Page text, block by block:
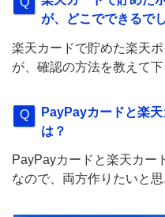
が、どこでできるで
楽天カードで貯めた楽天
が、確認の方法を教えて下
PayPayカードと楽
は？
PayPayカードと楽天カー
なので、両方作りたいと思